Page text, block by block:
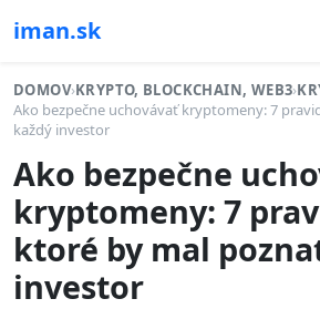
iman.sk
DOMOV›KRYPTO, BLOCKCHAIN, WEB3›
Ako bezpečne uchovávať kryptomeny: 7
každý investor
Ako bezpečne
kryptomeny: 7
ktoré by mal
investor